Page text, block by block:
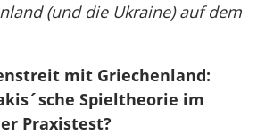
(und die Ukraine) auf dem
mit Griechenland:
Spieltheorie im
Praxistest?